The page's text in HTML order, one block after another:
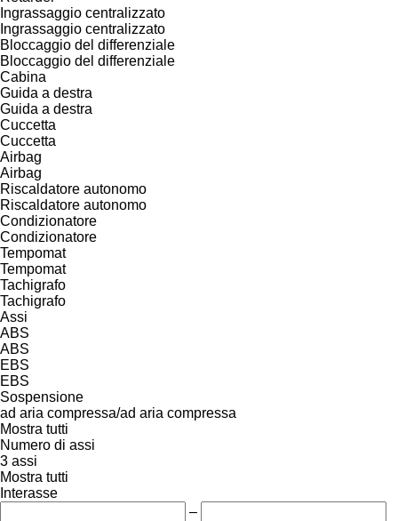
Ingrassaggio centralizzato
Ingrassaggio centralizzato
Bloccaggio del differenziale
Bloccaggio del differenziale
Cabina
Guida a destra
Guida a destra
Cuccetta
Cuccetta
Airbag
Airbag
Riscaldatore autonomo
Riscaldatore autonomo
Condizionatore
Condizionatore
Tempomat
Tempomat
Tachigrafo
Tachigrafo
Assi
ABS
ABS
EBS
EBS
Sospensione
ad aria compressa/ad aria compressa
Mostra tutti
Numero di assi
3 assi
Mostra tutti
Interasse
–